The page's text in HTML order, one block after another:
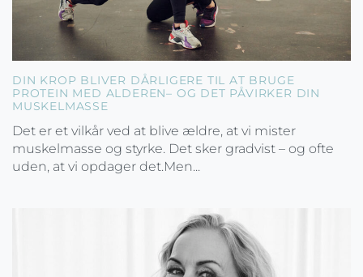
DIN KROP BLIVER DÅRLIGERE TIL AT BRUGE
PROTEIN MED ALDEREN– OG DET PÅVIRKER DIN
MUSKELMASSE
Det er et vilkår ved at blive ældre, at vi mister
muskelmasse og styrke. Det sker gradvist – og ofte
uden, at vi opdager det.Men...